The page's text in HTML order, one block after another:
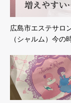
広島市エステサロ
（シャルム）今の